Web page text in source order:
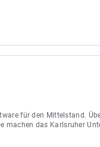
für den Mittelstand.
machen das Karlsruher